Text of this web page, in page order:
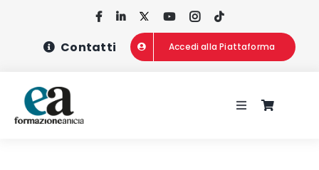
Contatti Accedi alla Piattaforma
Toggle